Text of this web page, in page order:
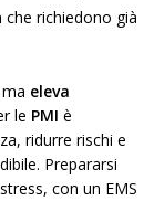
che richiedono già
eleva
le PMI è
ridurre rischi e
Prepararsi
con un EMS